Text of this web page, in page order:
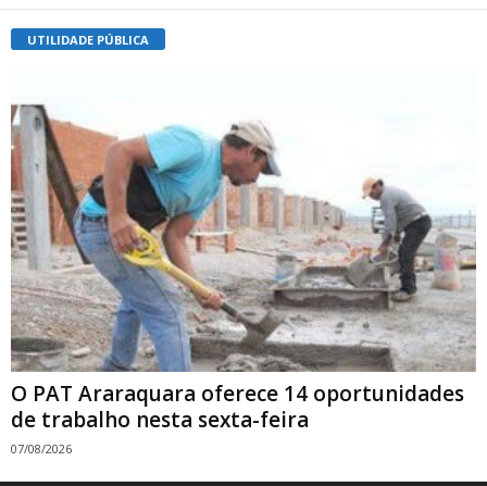
UTILIDADE PÚBLICA
O PAT Araraquara oferece 14 oportunidades
de trabalho nesta sexta-feira
07/08/2026